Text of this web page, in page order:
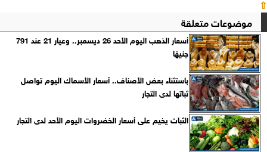
⇧
موضوعات متعلقة
أسعار الذهب اليوم الأحد 26 ديسمبر.. وعيار 21 عند 791
جنيهًا
باستثناء بعض الأصناف.. أسعار الأسماك اليوم تواصل
ثباتها لدى التجار
الثبات يخيم على أسعار الخضروات اليوم الأحد لدى التجار